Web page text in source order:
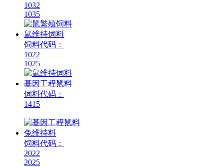
1032
1035
鼠维持饲料
饲料代码：
1022
1025
基因工程鼠料
饲料代码：
1415
兔维持料
饲料代码：
2022
2025